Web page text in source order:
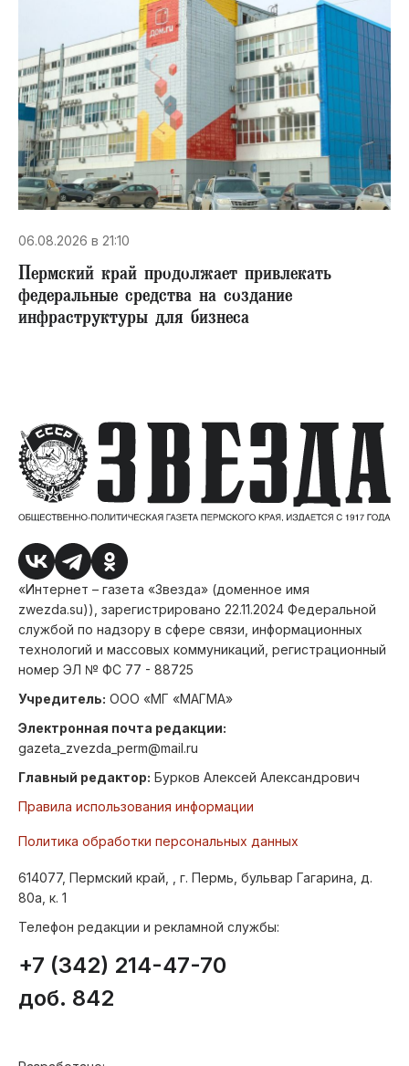
06.08.2026 в 21:10
Пермский край продолжает привлекать
федеральные средства на создание
инфраструктуры для бизнеса
«Интернет – газета «Звезда» (доменное имя
zwezda.su)), зарегистрировано 22.11.2024 Федеральной
службой по надзору в сфере связи, информационных
технологий и массовых коммуникаций, регистрационный
номер ЭЛ № ФС 77 - 88725
Учредитель: ООО «МГ «МАГМА»
Электронная почта редакции:
gazeta_zvezda_perm@mail.ru
Главный редактор: Бурков Алексей Александрович
Правила использования информации
Политика обработки персональных данных
614077, Пермский край, , г. Пермь, бульвар Гагарина, д.
80а, к. 1
Телефон редакции и рекламной службы:
+7 (342) 214-47-70
доб. 842